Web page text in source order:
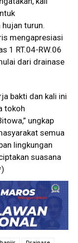
turun.
mengapresiasi
1 RT.04-RW.06
dari drainase
bakti dan kali ini
tokoh
ungkap
semua
lingkungan
suasana